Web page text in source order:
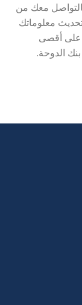
معك من
معلوماتك
على أقصى
الدوحة.